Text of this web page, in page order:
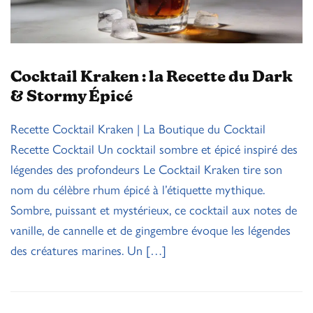
Cocktail Kraken : la Recette du Dark
& Stormy Épicé
Recette Cocktail Kraken | La Boutique du Cocktail
Recette Cocktail Un cocktail sombre et épicé inspiré des
légendes des profondeurs Le Cocktail Kraken tire son
nom du célèbre rhum épicé à l’étiquette mythique.
Sombre, puissant et mystérieux, ce cocktail aux notes de
vanille, de cannelle et de gingembre évoque les légendes
des créatures marines. Un […]